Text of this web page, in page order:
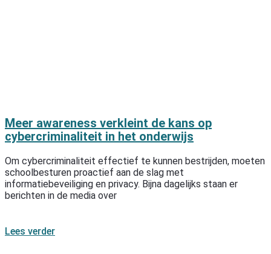
Meer awareness verkleint de kans op
cybercriminaliteit in het onderwijs
Om cybercriminaliteit effectief te kunnen bestrijden, moeten
schoolbesturen proactief aan de slag met
informatiebeveiliging en privacy. Bijna dagelijks staan er
berichten in de media over
Lees verder